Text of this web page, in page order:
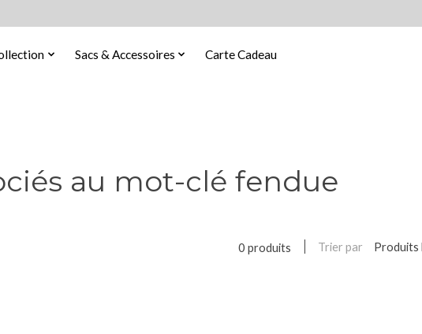
Sacs & Accessoires Carte Cadeau
au mot-clé fendue
0 produits Trier par Produits